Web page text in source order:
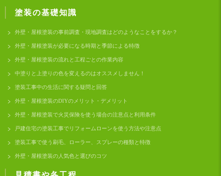
塗装の基礎知識
外壁・屋根塗装の事前調査・現地調査はどのようなことをするか？
外壁・屋根塗装が必要になる時期と季節による特徴
外壁・屋根塗装の流れと工程ごとの作業内容
中塗りと上塗りの色を変えるのはオススメしません！
塗装工事中の生活に関する疑問と回答
外壁・屋根塗装のDIYのメリット・デメリット
外壁・屋根塗装で火災保険を使う場合の注意点と利用条件
戸建住宅の塗装工事でリフォームローンを使う方法や注意点
塗装工事で使う刷毛、ローラー、スプレーの種類と特徴
外壁・屋根塗装の人気色と選びのコツ